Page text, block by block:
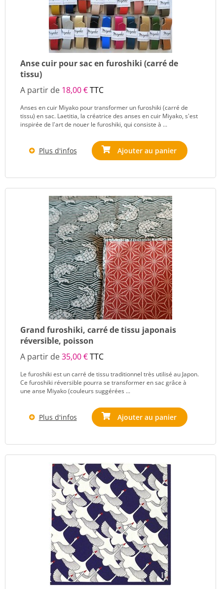
Anse cuir pour sac en furoshiki (carré de
tissu)
A partir de 18,00 €TTC
Anses en cuir Miyako pour transformer un furoshiki (carré de
tissu) en sac. Laetitia, la créatrice des anses en cuir Miyako, s'est
inspirée de l'art de nouer le furoshiki, qui consiste à ...
Plus d'infos Ajouter au panier
Grand furoshiki, carré de tissu japonais
réversible, poisson
A partir de35,00 €TTC
Le furoshiki est un carré de tissu traditionnel très utilisé au Japon.
Ce furoshiki réversible pourra se transformer en sac grâce à
une anse Miyako (couleurs suggérées ...
Plus d'infos Ajouter au panier